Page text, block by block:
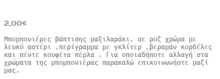
2,00€
Μπομπονιέρες βάπτισης μαξιλαράκι, σε ροζ χρώμα με
λευκό αστέρι ,περίγραμμα με γκλίτερ ,βεραμάν κορδέλες
και πέντε κουφέτα πέρλα . Για οποιαδήποτε αλλαγή στα
χρώματα της μπομπονιέρας παρακαλώ επικοινωνήστε μαζί
μας.